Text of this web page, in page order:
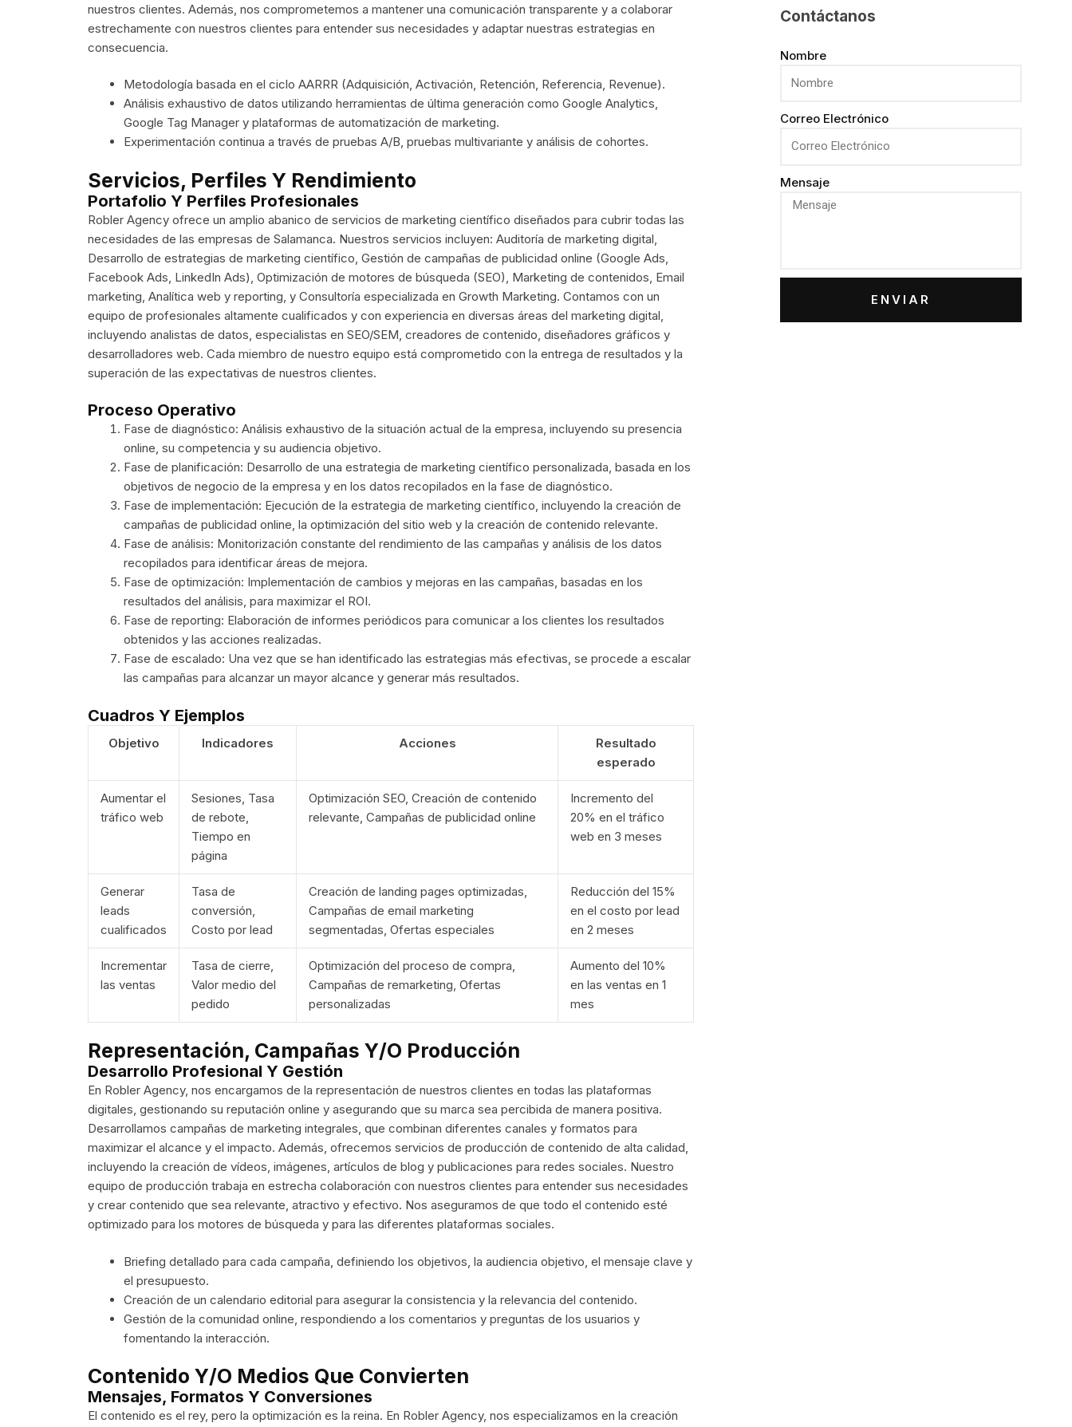
nuestros clientes. Además, nos comprometemos a mantener una comunicación transparente y a colaborar
estrechamente con nuestros clientes para entender sus necesidades y adaptar nuestras estrategias en
consecuencia.
Metodología basada en el ciclo AARRR (Adquisición, Activación, Retención, Referencia, Revenue).
Análisis exhaustivo de datos utilizando herramientas de última generación como Google Analytics,
Google Tag Manager y plataformas de automatización de marketing.
Experimentación continua a través de pruebas A/B, pruebas multivariante y análisis de cohortes.
Servicios, Perfiles Y Rendimiento
Portafolio Y Perfiles Profesionales
Robler Agency ofrece un amplio abanico de servicios de marketing científico diseñados para cubrir todas las
necesidades de las empresas de Salamanca. Nuestros servicios incluyen: Auditoría de marketing digital,
Desarrollo de estrategias de marketing científico, Gestión de campañas de publicidad online (Google Ads,
Facebook Ads, LinkedIn Ads), Optimización de motores de búsqueda (SEO), Marketing de contenidos, Email
marketing, Analítica web y reporting, y Consultoría especializada en Growth Marketing. Contamos con un
equipo de profesionales altamente cualificados y con experiencia en diversas áreas del marketing digital,
incluyendo analistas de datos, especialistas en SEO/SEM, creadores de contenido, diseñadores gráficos y
desarrolladores web. Cada miembro de nuestro equipo está comprometido con la entrega de resultados y la
superación de las expectativas de nuestros clientes.
Proceso Operativo
Fase de diagnóstico: Análisis exhaustivo de la situación actual de la empresa, incluyendo su presencia
online, su competencia y su audiencia objetivo.
Fase de planificación: Desarrollo de una estrategia de marketing científico personalizada, basada en los
objetivos de negocio de la empresa y en los datos recopilados en la fase de diagnóstico.
Fase de implementación: Ejecución de la estrategia de marketing científico, incluyendo la creación de
campañas de publicidad online, la optimización del sitio web y la creación de contenido relevante.
Fase de análisis: Monitorización constante del rendimiento de las campañas y análisis de los datos
recopilados para identificar áreas de mejora.
Fase de optimización: Implementación de cambios y mejoras en las campañas, basadas en los
resultados del análisis, para maximizar el ROI.
Fase de reporting: Elaboración de informes periódicos para comunicar a los clientes los resultados
obtenidos y las acciones realizadas.
Fase de escalado: Una vez que se han identificado las estrategias más efectivas, se procede a escalar
las campañas para alcanzar un mayor alcance y generar más resultados.
Cuadros Y Ejemplos
Objetivo Indicadores Acciones
Resultado
esperado
Aumentar el
tráfico web
Sesiones, Tasa
de rebote,
Tiempo en
página
Optimización SEO, Creación de contenido
relevante, Campañas de publicidad online
Incremento del
20% en el tráfico
web en 3 meses
Generar
leads
cualificados
Tasa de
conversión,
Costo por lead
Creación de landing pages optimizadas,
Campañas de email marketing
segmentadas, Ofertas especiales
Reducción del 15%
en el costo por lead
en 2 meses
Incrementar
las ventas
Tasa de cierre,
Valor medio del
pedido
Optimización del proceso de compra,
Campañas de remarketing, Ofertas
personalizadas
Aumento del 10%
en las ventas en 1
mes
Representación, Campañas Y/o Producción
Desarrollo Profesional Y Gestión
En Robler Agency, nos encargamos de la representación de nuestros clientes en todas las plataformas
digitales, gestionando su reputación online y asegurando que su marca sea percibida de manera positiva.
Desarrollamos campañas de marketing integrales, que combinan diferentes canales y formatos para
maximizar el alcance y el impacto. Además, ofrecemos servicios de producción de contenido de alta calidad,
incluyendo la creación de vídeos, imágenes, artículos de blog y publicaciones para redes sociales. Nuestro
equipo de producción trabaja en estrecha colaboración con nuestros clientes para entender sus necesidades
y crear contenido que sea relevante, atractivo y efectivo. Nos aseguramos de que todo el contenido esté
optimizado para los motores de búsqueda y para las diferentes plataformas sociales.
Briefing detallado para cada campaña, definiendo los objetivos, la audiencia objetivo, el mensaje clave y
el presupuesto.
Creación de un calendario editorial para asegurar la consistencia y la relevancia del contenido.
Gestión de la comunidad online, respondiendo a los comentarios y preguntas de los usuarios y
fomentando la interacción.
Contenido Y/o Medios Que Convierten
Mensajes, Formatos Y Conversiones
El contenido es el rey, pero la optimización es la reina. En Robler Agency, nos especializamos en la creación
Contáctanos
Nombre
Correo Electrónico
Mensaje
ENVIAR